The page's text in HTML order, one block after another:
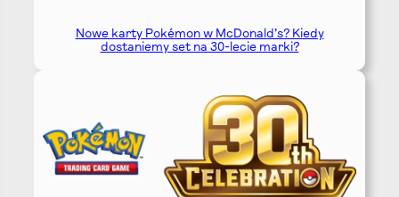
Nowe karty Pokémon w McDonald’s? Kiedy
dostaniemy set na 30-lecie marki?